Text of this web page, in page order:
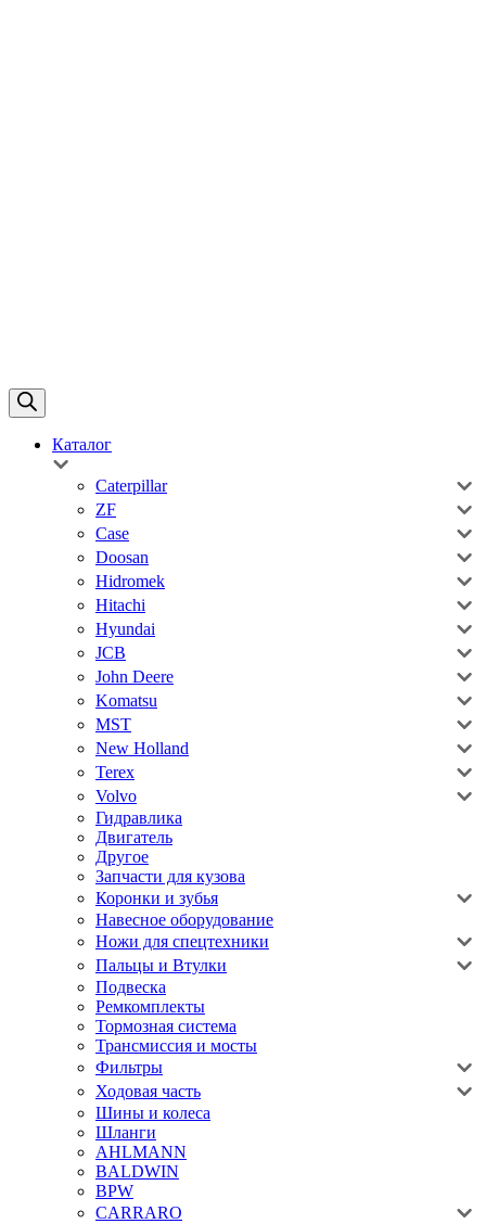
Каталог
Caterpillar
ZF
Case
Doosan
Hidromek
Hitachi
Hyundai
JCB
John Deere
Komatsu
MST
New Holland
Terex
Volvo
Гидравлика
Двигатель
Другое
Запчасти для кузова
Коронки и зубья
Навесное оборудование
Ножи для спецтехники
Пальцы и Втулки
Подвеска
Ремкомплекты
Тормозная система
Трансмиссия и мосты
Фильтры
Ходовая часть
Шины и колеса
Шланги
AHLMANN
BALDWIN
BPW
CARRARO